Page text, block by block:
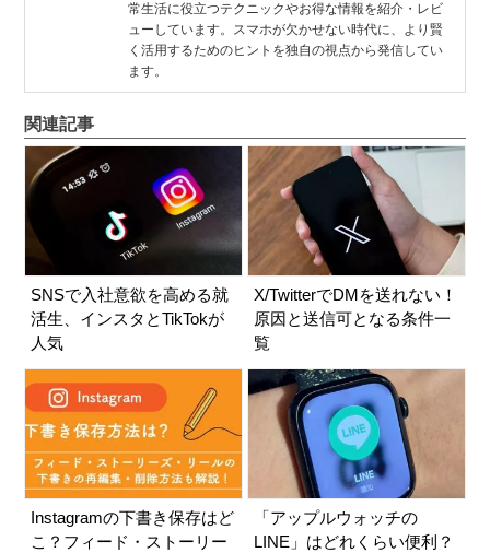
常生活に役立つテクニックやお得な情報を紹介・レビ
ューしています。スマホが欠かせない時代に、より賢
く活用するためのヒントを独自の視点から発信してい
ます。
関連記事
SNSで入社意欲を高める就
活生、インスタとTikTokが
人気
X/TwitterでDMを送れない！
原因と送信可となる条件一
覧
Instagramの下書き保存はど
こ？フィード・ストーリー
「アップルウォッチの
LINE」はどれくらい便利？